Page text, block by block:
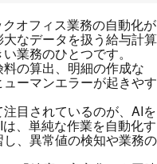
オフィス業務の自動化が
なデータを扱う給与計算
業務のひとつです。
の算出、明細の作成な
ーマンエラーが起きやす
目されているのが、AIを
、単純な作業を自動化す
、異常値の検知や業務の